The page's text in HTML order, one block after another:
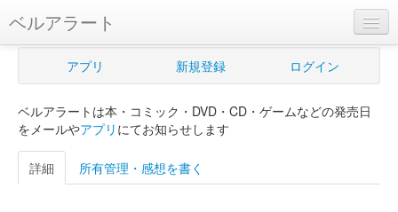
ベルアラート
ベルアラートとは
新規登録
ログイン
アプリ 新規登録 ログイン
ベルアラートは本・コミック・DVD・CD・ゲームなどの発売日
をメールやアプリ にてお知らせします
詳細 所有管理・感想を書く